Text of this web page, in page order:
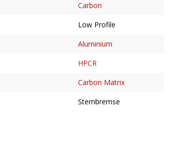
Carbon
Low Profile
Aluminium
HPCR
Carbon Matrix
Sternbremse